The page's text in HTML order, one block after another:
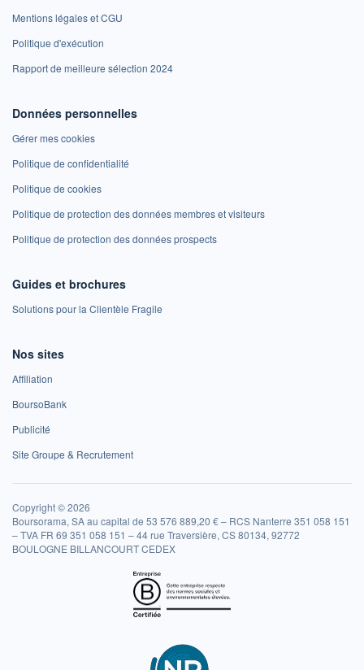
Mentions légales et CGU
Politique d'exécution
Rapport de meilleure sélection 2024
Données personnelles
Gérer mes cookies
Politique de confidentialité
Politique de cookies
Politique de protection des données membres et visiteurs
Politique de protection des données prospects
Guides et brochures
Solutions pour la Clientèle Fragile
Nos sites
Affiliation
BoursoBank
Publicité
Site Groupe & Recrutement
Copyright © 2026
Boursorama, SA au capital de 53 576 889,20 € – RCS Nanterre 351 058 151
– TVA FR 69 351 058 151 – 44 rue Traversière, CS 80134, 92772
BOULOGNE BILLANCOURT CEDEX